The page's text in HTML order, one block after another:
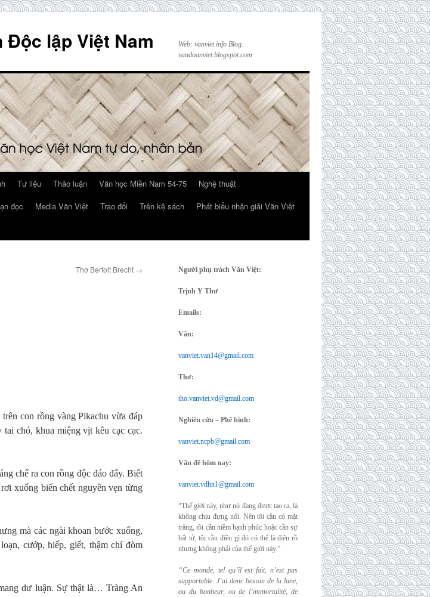
Độc lập Việt Nam
Web: vanviet.info Blog:
vandoanviet.blogspot.com
Tư liệu Thảo luận Văn học Miền Nam 54-75
Nghệ thuật
đọc Media Văn Việt Trao đổi Trên kệ sách
Phát biểu nhận giải Văn Việt
Thơ Bertolt Brecht →
con rồng vàng Pikachu vừa đáp
chó, khua miệng vịt kêu cạc cạc.
chế ra con rồng độc đáo đấy. Biết
xuống biển chết nguyên vẹn từng
mà các ngài khoan bước xuống,
cướp, hiếp, giết, thậm chí đòm
dư luận. Sự thật là… Tràng An
Người phụ trách Văn Việt:
Trịnh Y Thư
Emails:
Văn:
vanviet.van14@gmail.com
Thơ:
tho.vanviet.vd@gmail.com
Nghiên cứu – Phê bình:
vanviet.ncpb@gmail.com
Vấn đề hôm nay:
vanviet.vdhn1@gmail.com
“Thế giới này, như nó đang được tạo ra, là
không chịu đựng nổi. Nên tôi cần có mặt
trăng, tôi cần niềm hạnh phúc hoặc cần sự
bất tử, tôi cần điều gì đó có thể là điên rồ
nhưng không phải của thế giới này.”
“Ce monde, tel qu’il est fait, n’est pas
supportable. J’ai donc besoin de la lune,
ou du bonheur, ou de l’immortalité, de